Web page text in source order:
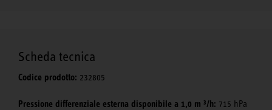
Scheda tecnica
Codice prodotto: 232805
Pressione differenziale esterna disponibile a 1,0 m ³/h: 715 hPa